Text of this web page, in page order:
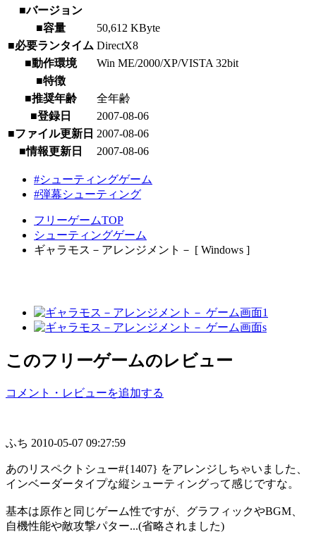
■バージョン
■容量
50,612 KByte
■必要ランタイム DirectX8
■動作環境
Win ME/2000/XP/VISTA 32bit
■特徴
■推奨年齢
全年齢
■登録日
2007-08-06
■ファイル更新日 2007-08-06
■情報更新日
2007-08-06
#シューティングゲーム
#弾幕シューティング
フリーゲームTOP
シューティングゲーム
ギャラモス－アレンジメント－ [ Windows ]
このフリーゲームのレビュー
コメント・レビューを追加する
ふち 2010-05-07 09:27:59
あのリスペクトシュー#{1407} をアレンジしちゃいました、
インベーダータイプな縦シューティングって感じですな。
基本は原作と同じゲーム性ですが、グラフィックやBGM、
自機性能や敵攻撃パター...(省略されました)